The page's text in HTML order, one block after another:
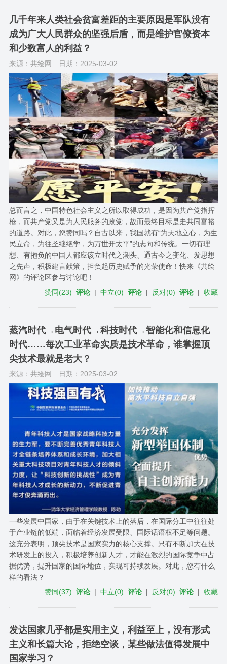
几千年来人类社会贫富差距的主要原因是军队没有
成为广大人民群众的坚强后盾，而是维护官僚资本
和少数富人的利益？
来源：共绘网 日期：2025-03-02
总而言之，中国特色社会主义之所以取得成功，是因为共产党指挥
枪，而共产党又是为人民服务的政党，故而最终目标是走共同富裕
的道路。对此，您赞同吗？自古以来，我国就有“为天地立心，为生
民立命，为往圣继绝学，为万世开太平”的志向和传统。一切有理
想、有抱负的中国人都应该立时代之潮头、通古今之变化、发思想
之先声，积极建言献策，担负起历史赋予的光荣使命！快来《共绘
网》的评论区参与讨论吧！
赞同(23) 评论 |中立(0) 评论 | 反对(0) 评论 |收藏
蒸汽时代→电气时代→科技时代→智能化和信息化
时代……每次工业革命实质是技术革命，谁掌握顶
尖技术最就是老大？
来源：共绘网 日期：2025-03-02
一些发展中国家，由于在关键技术上的落后，在国际分工中往往处
于产业链的低端，面临着经济发展受限、国际话语权不足等问题。
这充分表明，顶尖技术是国家实力的核心支撑。只有不断加大在技
术研发上的投入，积极培养创新人才，才能在激烈的国际竞争中占
据优势，提升国家的国际地位，实现可持续发展。对此，您有什么
样的看法？
赞同(37) 评论 |中立(0) 评论 | 反对(0) 评论 |收藏
发达国家几乎都是实用主义，利益至上，没有形式
主义和长篇大论，拒绝空谈，某些做法值得发展中
国家学习？